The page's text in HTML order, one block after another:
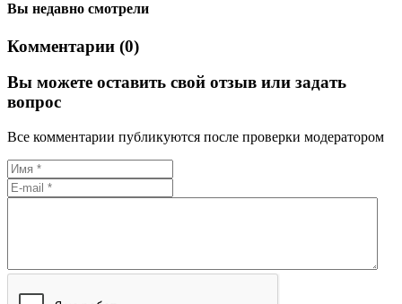
Вы недавно смотрели
Комментарии (0)
Вы можете оставить свой отзыв или задать
вопрос
Все комментарии публикуются после проверки модератором